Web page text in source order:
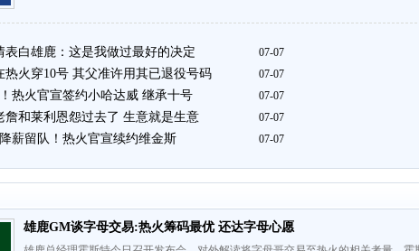
表白雄鹿：这是我做过最好的决定 07-07
热火穿10号 其父准许用其已退役号码 07-07
热火官宣签约小哈达威 继承十号 07-07
詹和莱利恩怨过去了 生意就是生意 07-07
薪留队！热火官宣续约维金斯 07-07
雄鹿GM谈字母交易:热火筹码最优 还达字母心愿